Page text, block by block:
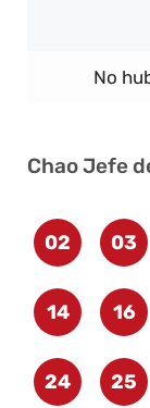
No
Chao Jefe
02 03
14 16
24 25